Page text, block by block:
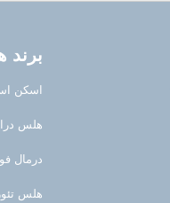
برند
اسکن
هلس
درمال
هلس